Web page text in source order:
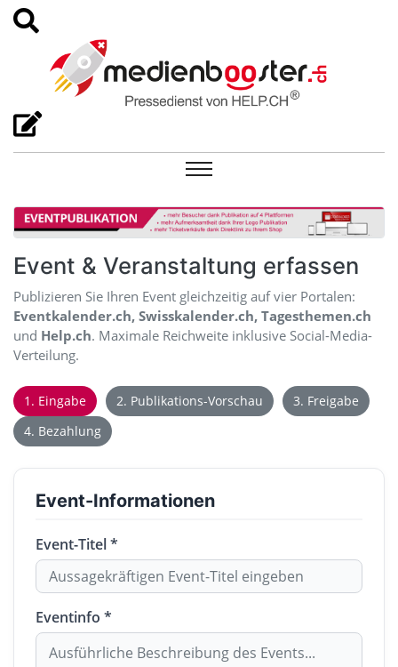
Event & Veranstaltung erfassen
Publizieren Sie Ihren Event gleichzeitig auf vier Portalen:
Eventkalender.ch, Swisskalender.ch, Tagesthemen.ch
und Help.ch. Maximale Reichweite inklusive Social-Media-
Verteilung.
1. Eingabe 2. Publikations-Vorschau
3. Freigabe
4. Bezahlung
Event-Informationen
Event-Titel *
Eventinfo *